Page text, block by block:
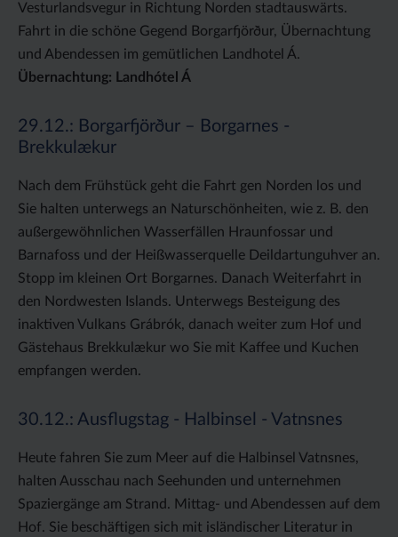
Vesturlandsvegur in Richtung Norden stadtauswärts.
Fahrt in die schöne Gegend Borgarfjörður, Übernachtung
und Abendessen im gemütlichen Landhotel Á.
Übernachtung: Landhótel Á
29.12.: Borgarfjörður – Borgarnes -
Brekkulækur
Nach dem Frühstück geht die Fahrt gen Norden los und
Sie halten unterwegs an Naturschönheiten, wie z. B. den
außergewöhnlichen Wasserfällen Hraunfossar und
Barnafoss und der Heißwasserquelle Deildartunguhver an.
Stopp im kleinen Ort Borgarnes. Danach Weiterfahrt in
den Nordwesten Islands. Unterwegs Besteigung des
inaktiven Vulkans Grábrók, danach weiter zum Hof und
Gästehaus Brekkulækur wo Sie mit Kaffee und Kuchen
empfangen werden.
30.12.: Ausflugstag - Halbinsel - Vatnsnes
Heute fahren Sie zum Meer auf die Halbinsel Vatnsnes,
halten Ausschau nach Seehunden und unternehmen
Spaziergänge am Strand. Mittag- und Abendessen auf dem
Hof. Sie beschäftigen sich mit isländischer Literatur in